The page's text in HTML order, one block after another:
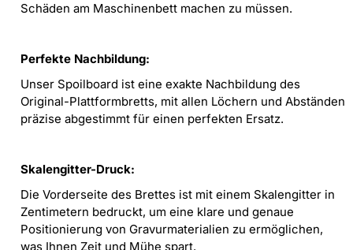
Schäden am Maschinenbett machen zu müssen.
Perfekte Nachbildung:
Unser Spoilboard ist eine exakte Nachbildung des
Original-Plattformbretts, mit allen Löchern und Abständen
präzise abgestimmt für einen perfekten Ersatz.
Skalengitter-Druck:
Die Vorderseite des Brettes ist mit einem Skalengitter in
Zentimetern bedruckt, um eine klare und genaue
Positionierung von Gravurmaterialien zu ermöglichen,
was Ihnen Zeit und Mühe spart.